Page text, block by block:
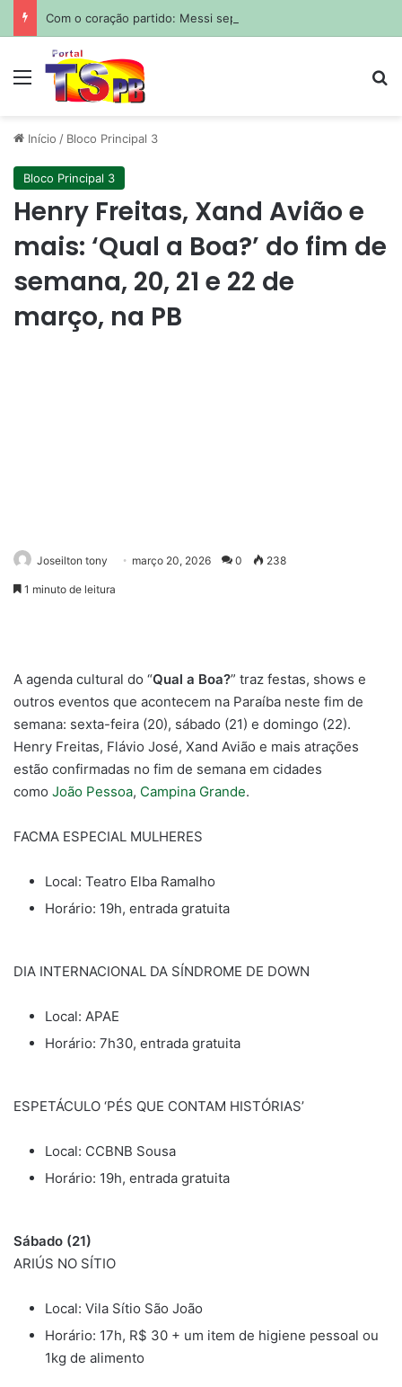
Menu
Início / Bloco Principal 3
Bloco Principal 3
Henry Freitas, Xand Avião e
mais: ‘Qual a Boa?’ do fim de
semana, 20, 21 e 22 de
março, na PB
Joseilton tony março 20, 2026 0 238
1 minuto de leitura
A agenda cultural do “Qual a Boa?” traz festas, shows e
outros eventos que acontecem na Paraíba neste fim de
semana: sexta-feira (20), sábado (21) e domingo (22).
Henry Freitas, Flávio José, Xand Avião e mais atrações
estão confirmadas no fim de semana em cidades
como João Pessoa, Campina Grande.
FACMA ESPECIAL MULHERES
Local: Teatro Elba Ramalho
Horário: 19h, entrada gratuita
DIA INTERNACIONAL DA SÍNDROME DE DOWN
Local: APAE
Horário: 7h30, entrada gratuita
ESPETÁCULO ‘PÉS QUE CONTAM HISTÓRIAS’
Local: CCBNB Sousa
Horário: 19h, entrada gratuita
Sábado (21)
ARIÚS NO SÍTIO
Local: Vila Sítio São João
Horário: 17h, R$ 30 + um item de higiene pessoal ou
1kg de alimento